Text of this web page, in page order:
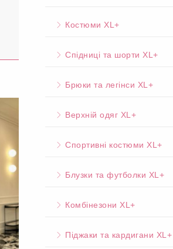
Костюми XL+
Спідниці та шорти XL+
Брюки та легінси XL+
Верхній одяг XL+
Спортивні костюми XL+
Блузки та футболки XL+
Комбінезони XL+
Піджаки та кардигани XL+